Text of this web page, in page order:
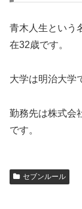
青木人生という
在32歳です。
大学は明治大学
勤務先は株式会
です。
セブンルール